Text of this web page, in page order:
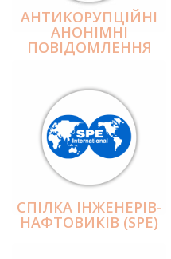
АНТИКОРУПЦІЙНІ
АНОНІМНІ
ПОВІДОМЛЕННЯ
СПІЛКА ІНЖЕНЕРІВ-
НАФТОВИКІВ (SPE)